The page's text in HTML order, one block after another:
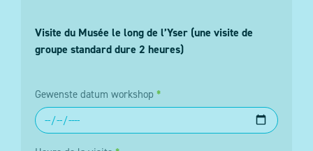
Visite du Musée le long de l’Yser (une visite de
groupe standard dure 2 heures)
Gewenste datum workshop *